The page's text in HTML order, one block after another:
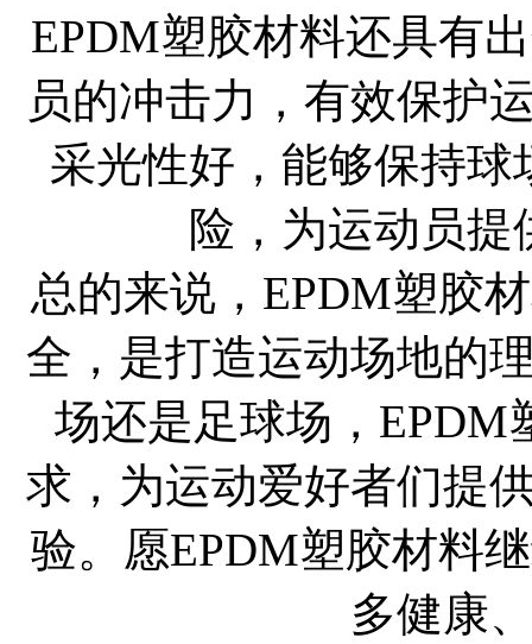
EPDM塑胶材料还具有
员的冲击力，有效保护
采光性好，能够保持
险，为运动员
总的来说，EPDM塑胶
全，是打造运动场地的
场还是足球场，EPDM
求，为运动爱好者们提
验。愿EPDM塑胶材料
多健康